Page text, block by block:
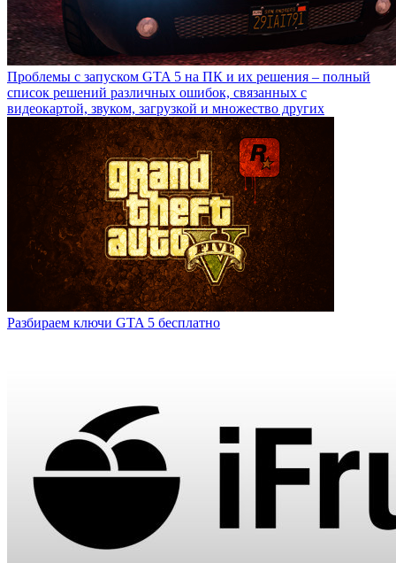
Проблемы с запуском GTA 5 на ПК и их решения – полный
список решений различных ошибок, связанных с
видеокартой, звуком, загрузкой и множество других
Разбираем ключи GTA 5 бесплатно